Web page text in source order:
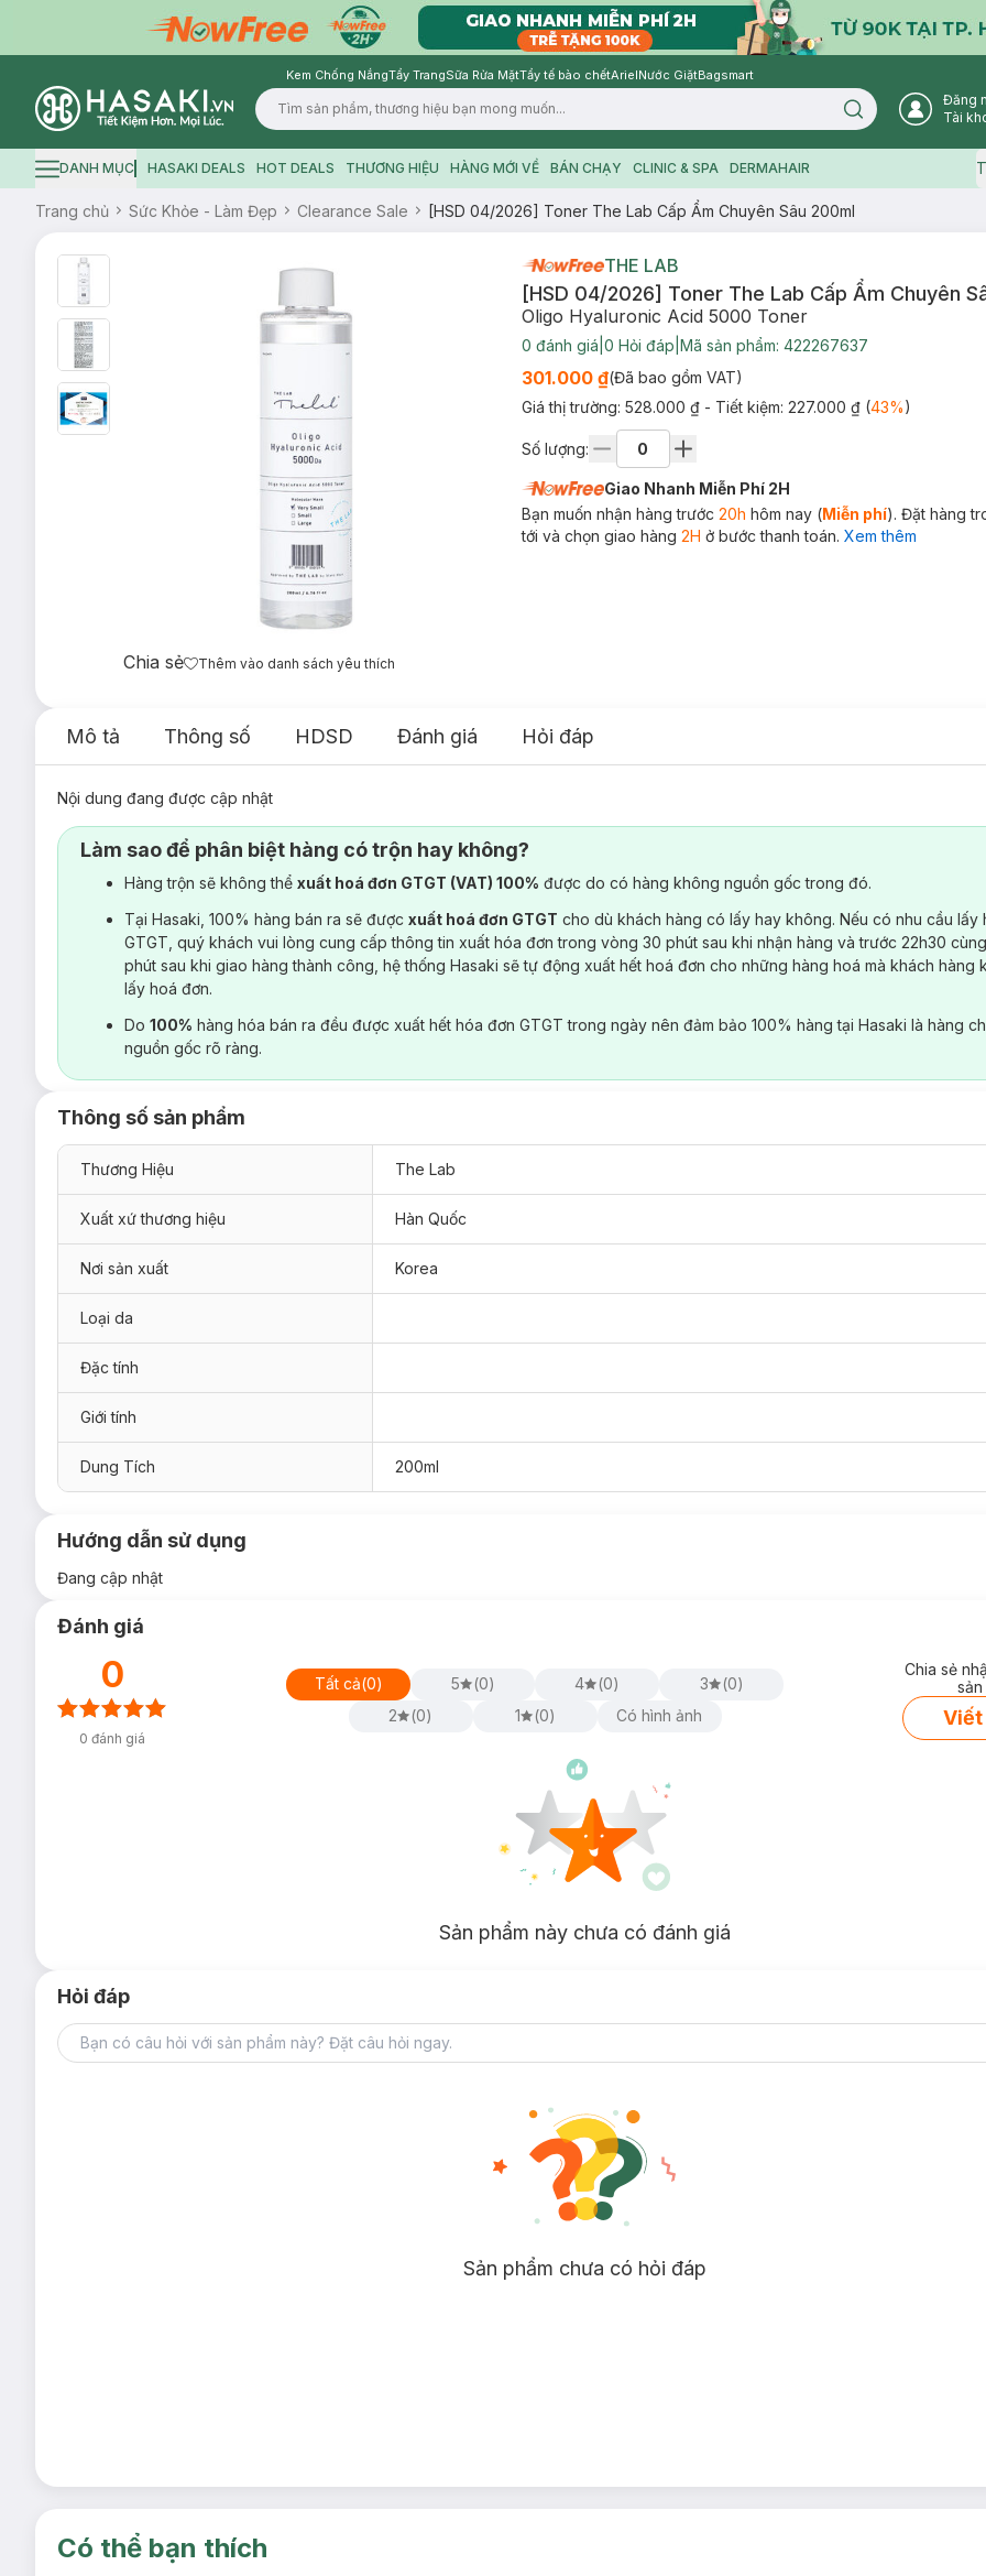
Kem Chống NắngTẩy TrangSữa Rửa MặtTẩy tế bào chếtArielNước GiặtBagsmart
Logo
Search icon
Đăng
Tài
Hamburger icon
DANH MỤC HASAKI DEALS HOT DEALS THƯƠNG HIỆU HÀNG MỚI VỀ BÁN CHẠY CLINIC & SPA DERMAHAIR
Trang chủ Sức Khỏe - Làm Đẹp Clearance Sale [HSD 04/2026] Toner The Lab Cấp Ẩm Chuyên Sâu 200ml
Chia sẻ Thêm vào danh sách yêu thích
THE LAB
[HSD 04/2026] Toner The Lab Cấp Ẩm Chuyên
Oligo Hyaluronic Acid 5000 Toner
0 đánh giá 0 Hỏi đáp Mã sản phẩm: 422267637
301.000 ₫(Đã bao gồm VAT)
Giá thị trường: 528.000 ₫ - Tiết kiệm: 227.000 ₫(43%)
Số lượng:
Giao Nhanh Miễn Phí 2H
Bạn muốn nhận hàng trước 20h hôm nay (Miễn phí). Đặt hàng
tới và chọn giao hàng 2H ở bước thanh toán. Xem thêm
Mô tả Thông số HDSD Đánh giá Hỏi đáp
Nội dung đang được cập nhật
Làm sao để phân biệt hàng có trộn hay không?
Hàng trộn sẽ không thể xuất hoá đơn GTGT (VAT) 100% được do có hàng không nguồn gốc trong đó.
Tại Hasaki, 100% hàng bán ra sẽ được xuất hoá đơn GTGT cho dù khách hàng có lấy hay không. Nếu có nhu cầu lấy
GTGT, quý khách vui lòng cung cấp thông tin xuất hóa đơn trong vòng 30 phút sau khi nhận hàng và trước 22h30
phút sau khi giao hàng thành công, hệ thống Hasaki sẽ tự động xuất hết hoá đơn cho những hàng hoá mà khách hàng
lấy hoá đơn.
Do 100% hàng hóa bán ra đều được xuất hết hóa đơn GTGT trong ngày nên đảm bảo 100% hàng tại Hasaki là hàng
nguồn gốc rõ ràng.
Thông số sản phẩm
Thương Hiệu The Lab
Xuất xứ thương hiệu Hàn Quốc
Nơi sản xuất Korea
Loại da
Đặc tính
Giới tính
Dung Tích 200ml
Hướng dẫn sử dụng
Đang cập nhật
Đánh giá
0
0 đánh giá
Tất cả(0) 5 (0) 4 (0) 3 (0)
2
(0) 1 (0) Có hình ảnh
Chia sẻ
Viết
Sản phẩm này chưa có đánh giá
Hỏi đáp
Sản phẩm chưa có hỏi đáp
Có thể bạn thích